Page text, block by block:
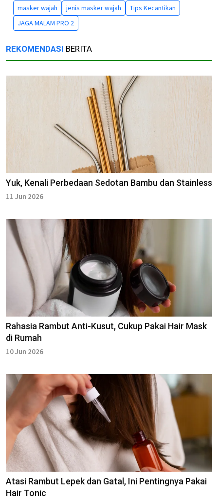
masker wajah jenis masker wajah
Tips Kecantikan
JAGA MALAM PRO 2
REKOMENDASI BERITA
Yuk, Kenali Perbedaan Sedotan Bambu dan Stainless
11 Jun 2026
Rahasia Rambut Anti-Kusut, Cukup Pakai Hair Mask
di Rumah
10 Jun 2026
Atasi Rambut Lepek dan Gatal, Ini Pentingnya Pakai
Hair Tonic